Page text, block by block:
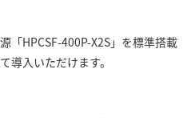
「HPCSF-400P-X2S」を標準搭載
導入いただけます。